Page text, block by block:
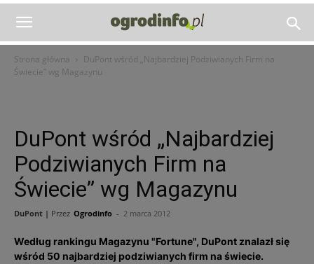
Strona główna
DuPont wśród „Najbardziej Podziwianych Firm na
Świecie” wg Magazynu
DuPont wśród „Najbardziej
Podziwianych Firm na
Świecie” wg Magazynu
DuPont | Przez Ogrodinfo - 2 marca 2012
Według rankingu Magazynu "Fortune", DuPont znalazł się
wśród 50 najbardziej podziwianych firm na świecie.